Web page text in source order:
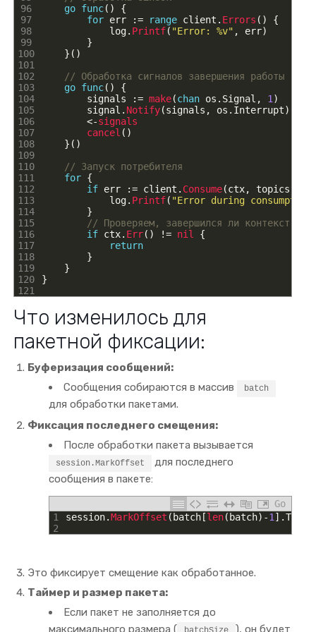
96
97
98
99
100
101
102
103
104
105
106
107
108
109
110
111
112
113
114
115
116
117
118
119
120
121
go func( )
{
for err := range client . Errors ( )
{
log. Printf( "Error: %v" , err)
}
} ( )
// Обработка сигналов завершения работы
go func( )
{
signals
:= make(chan os . Signal , 1 )
signal . Notify(signals , os . Interrupt)
<-signals
cancel ( )
} ( )
// Запуск потребителя
for {
if err := client . Consume(ctx, topics
log. Printf( "Error during
}
// Проверяем, завершился ли контекст
if ctx. Err( ) != nil
{
return
}
}
}
Что изменилось для
пакетной фиксации:
Буферизация сообщений:
Сообщения собираются в массив
batch
для обработки пакетами.
Фиксация последнего смещения:
После обработки пакета вызывается
session.MarkOffset
для последнего
сообщения в пакете:
Go
1
2
session.MarkOffset ( batch [len( batch) -1 ] .Topic
Это фиксирует смещение как обработанное.
Таймер и размер пакета:
Если пакет не заполняется до
максимального размера (
), он будет